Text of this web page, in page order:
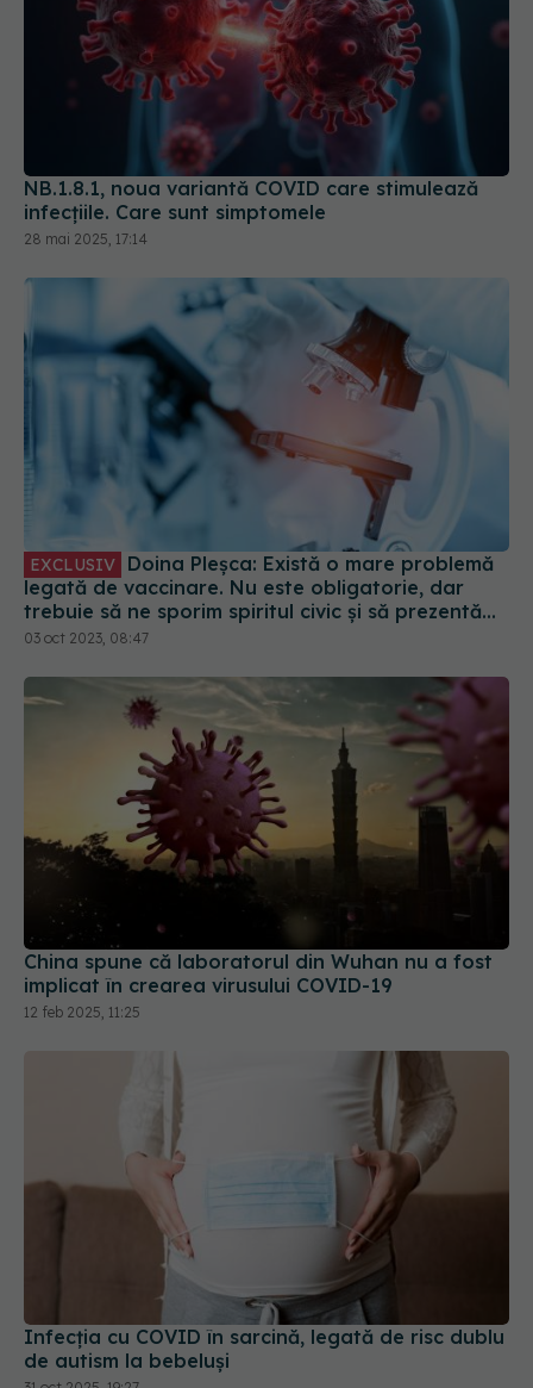
NB.1.8.1, noua variantă COVID care stimulează
infecțiile. Care sunt simptomele
28 mai 2025, 17:14
legată de vaccinare. Nu este obligatorie, dar
trebuie să ne sporim spiritul civic și să prezentăm
corect minusurile și plusurile fiecărui vaccin
03 oct 2023, 08:47
China spune că laboratorul din Wuhan nu a fost
implicat în crearea virusului COVID-19
12 feb 2025, 11:25
Infecția cu COVID în sarcină, legată de risc dublu
de autism la bebeluși
31 oct 2025, 19:27